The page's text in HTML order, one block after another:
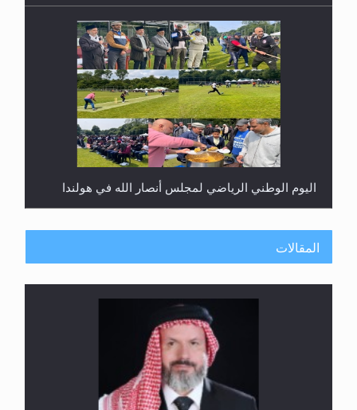
اليوم الوطني الرياضي لمجلس أنصار الله في هولندا
إتمام حفظ القرآن الكريم لثلاثة طلاب من مدرسة الحفظ
المقالات